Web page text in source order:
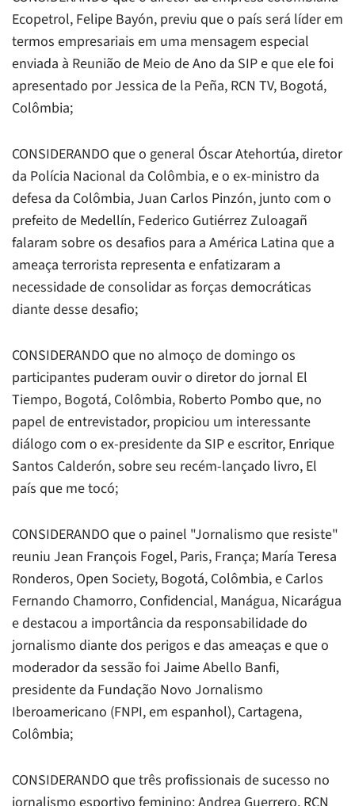
Ecopetrol, Felipe Bayón, previu que o país será líder em
termos empresariais em uma mensagem especial
enviada à Reunião de Meio de Ano da SIP e que ele foi
apresentado por Jessica de la Peña, RCN TV, Bogotá,
Colômbia;
CONSIDERANDO que o general Óscar Atehortúa, diretor
da Polícia Nacional da Colômbia, e o ex-ministro da
defesa da Colômbia, Juan Carlos Pinzón, junto com o
prefeito de Medellín, Federico Gutiérrez Zuloagañ
falaram sobre os desafios para a América Latina que a
ameaça terrorista representa e enfatizaram a
necessidade de consolidar as forças democráticas
diante desse desafio;
CONSIDERANDO que no almoço de domingo os
participantes puderam ouvir o diretor do jornal El
Tiempo, Bogotá, Colômbia, Roberto Pombo que, no
papel de entrevistador, propiciou um interessante
diálogo com o ex-presidente da SIP e escritor, Enrique
Santos Calderón, sobre seu recém-lançado livro, El
país que me tocó;
CONSIDERANDO que o painel "Jornalismo que resiste"
reuniu Jean François Fogel, Paris, França; María Teresa
Ronderos, Open Society, Bogotá, Colômbia, e Carlos
Fernando Chamorro, Confidencial, Manágua, Nicarágua
e destacou a importância da responsabilidade do
jornalismo diante dos perigos e das ameaças e que o
moderador da sessão foi Jaime Abello Banfi,
presidente da Fundação Novo Jornalismo
Iberoamericano (FNPI, em espanhol), Cartagena,
Colômbia;
CONSIDERANDO que três profissionais de sucesso no